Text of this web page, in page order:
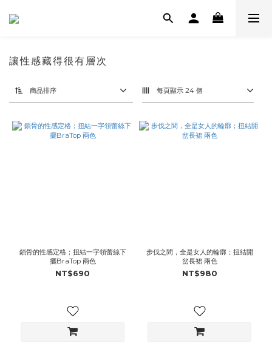
讓性感藏得很有層次
商品排序 每頁顯示 24 個
鎖骨的性感定格；扭結一字領蕾絲下
擺BraTop 兩色
NT$690
步伐之間，全是女人的輪廓；扭結開
岔長裙 兩色
NT$980